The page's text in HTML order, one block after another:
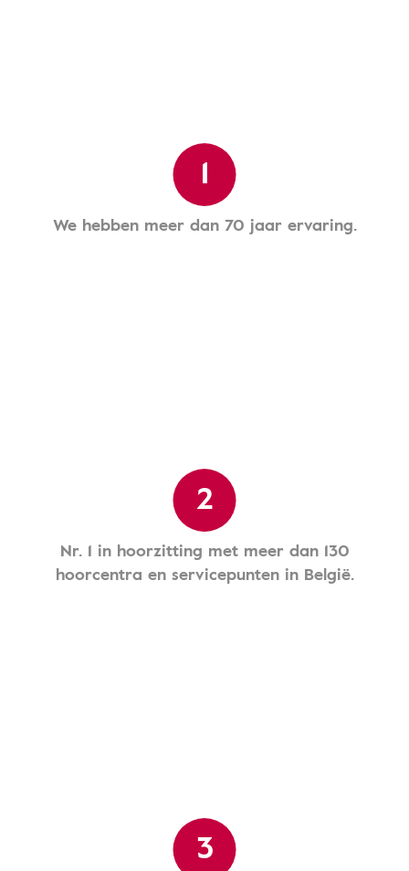
1
We hebben meer dan 70 jaar ervaring.
2
Nr. 1 in hoorzitting met meer dan 130
hoorcentra en servicepunten in België.
3